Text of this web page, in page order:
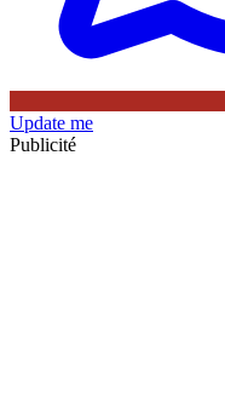
Update me
Publicité